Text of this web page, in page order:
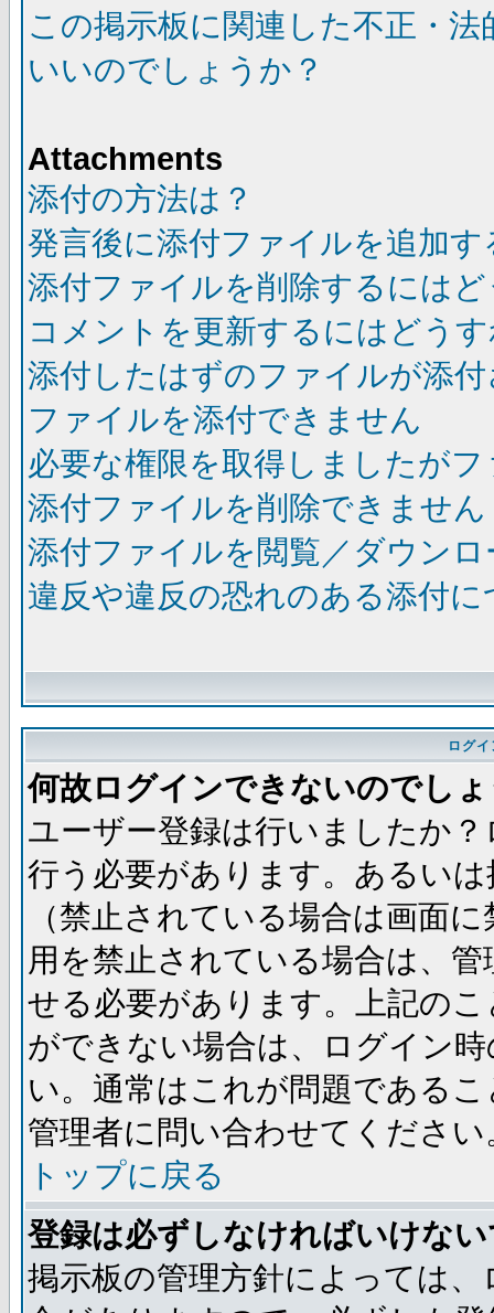
この掲示板に関連した不正・
いいのでしょうか？
Attachments
添付の方法は？
発言後に添付ファイルを追加
添付ファイルを削除するには
コメントを更新するにはどう
添付したはずのファイルが添
ファイルを添付できません
必要な権限を取得しましたが
添付ファイルを削除できません
添付ファイルを閲覧／ダウン
違反や違反の恐れのある添付
ログ
何故ログインできないのでし
ユーザー登録は行いましたか
行う必要があります。あるい
（禁止されている場合は画面
用を禁止されている場合は、
せる必要があります。上記の
ができない場合は、ログイン
い。通常はこれが問題である
管理者に問い合わせてください
トップに戻る
登録は必ずしなければいけな
掲示板の管理方針によっては